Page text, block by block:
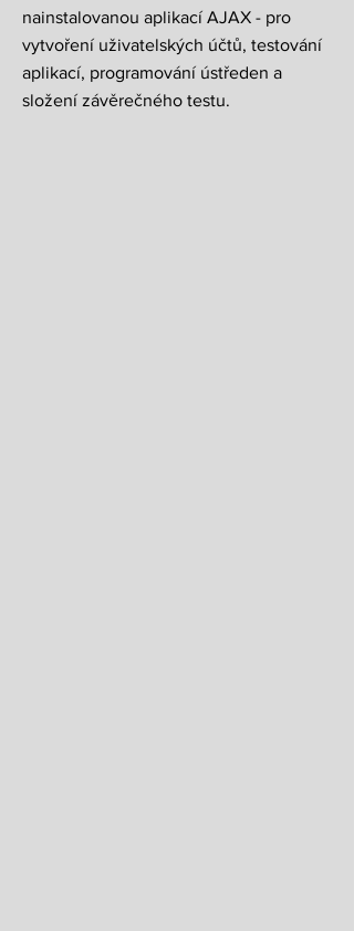
nainstalovanou aplikací AJAX - pro
vytvoření uživatelských účtů, testování
aplikací, programování ústředen a
složení závěrečného testu.